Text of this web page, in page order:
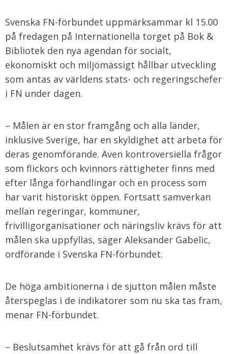
Svenska FN-förbundet uppmärksammar kl 15.00
på fredagen på Internationella torget på Bok &
Bibliotek den nya agendan för socialt,
ekonomiskt och miljömässigt hållbar utveckling
som antas av världens stats- och regeringschefer
i FN under dagen.
– Målen är en stor framgång och alla länder,
inklusive Sverige, har en skyldighet att arbeta för
deras genomförande. Även kontroversiella frågor
som flickors och kvinnors rättigheter finns med
efter långa förhandlingar och en process som
har varit historiskt öppen. Fortsatt samverkan
mellan regeringar, kommuner,
frivilligorganisationer och näringsliv krävs för att
målen ska uppfyllas, säger Aleksander Gabelic,
ordförande i Svenska FN-förbundet.
De höga ambitionerna i de sjutton målen måste
återspeglas i de indikatorer som nu ska tas fram,
menar FN-förbundet.
– Beslutsamhet krävs för att gå från ord till